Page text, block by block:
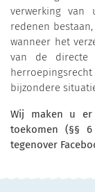
verwerking van
redenen
wanneer het
van de directe
bijzondere
Wij maken u
toekomen (§§
tegenover